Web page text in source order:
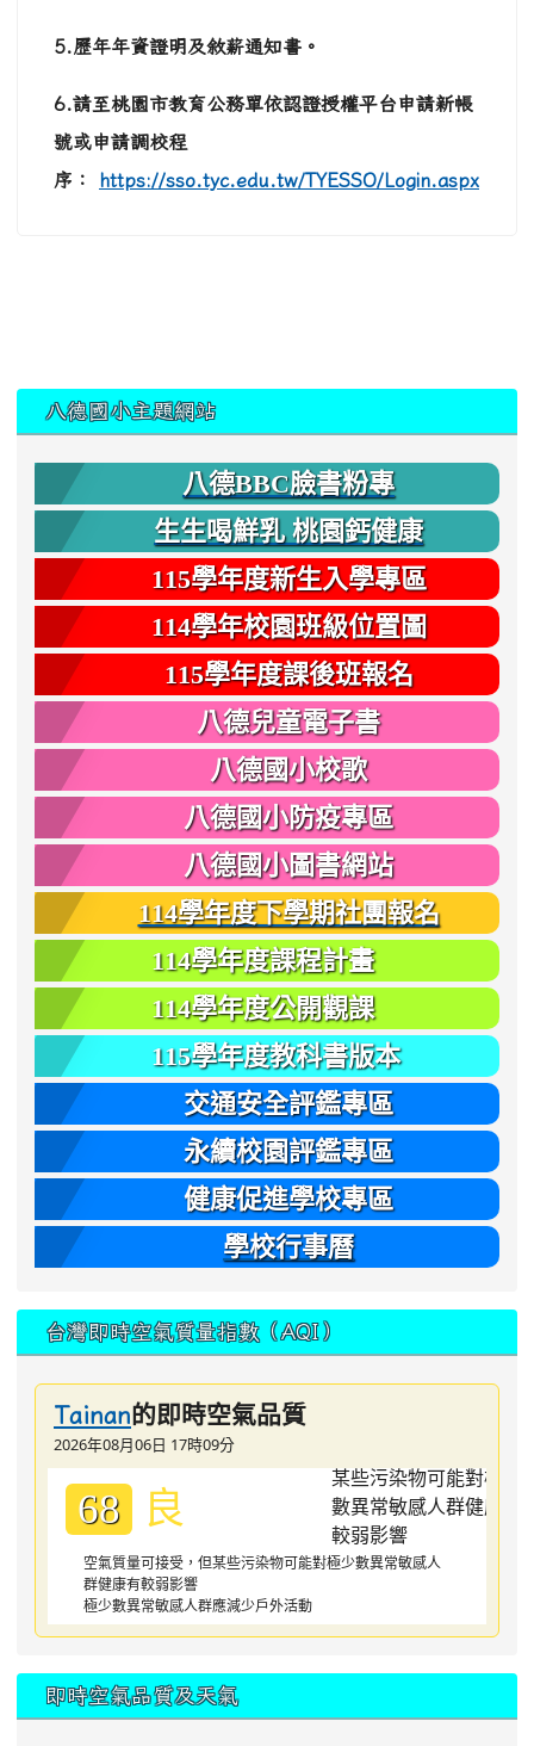
5.歷年年資證明及敘薪通知書。
6.請至桃園市教育公務單依認證授權平台申請新帳
號或申請調校程
序：
https://sso.tyc.edu.tw/TYESSO/Login.aspx
八德國小主題網站
八德BBC臉書粉專
生生喝鮮乳 桃園鈣健康
115學年度新生入學專區
114學年校園班級位置圖
115學年度課後班報名
八德兒童電子書
八德國小校歌
八德國小防疫專區
八德國小圖書網站
114學年度下學期社團報名
114學年度課程計畫
114學年度公開觀課
115學年度教科書版本
交通安全評鑑專區
永續校園評鑑專區
健康促進學校專區
學校行事曆
台灣即時空氣質量指數（AQI）
Tainan的即時空氣品質
2026年08月06日 17時09分
68 良
空氣質量可接受，但某些污染物可能對極少數異常敏感人
群健康有較弱影響
極少數異常敏感人群應減少戶外活動
即時空氣品質及天氣